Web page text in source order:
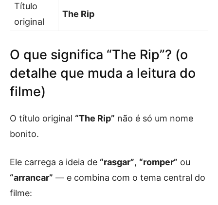
Título
original
The Rip
O que significa “The Rip”? (o
detalhe que muda a leitura do
filme)
O título original “The Rip” não é só um nome
bonito.
Ele carrega a ideia de “rasgar”, “romper” ou
“arrancar” — e combina com o tema central do
filme: